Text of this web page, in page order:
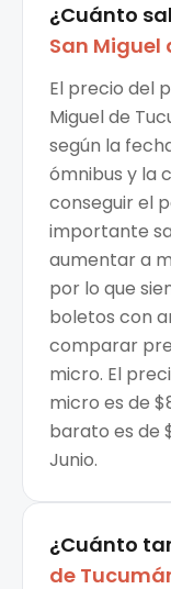
¿Cuánto
San Miguel
El precio del
Miguel de
según la
ómnibus y la
conseguir el
importante
aumentar a
por lo que
boletos con
comparar
micro. El
micro es de
barato es de
Junio.
¿Cuánto
de